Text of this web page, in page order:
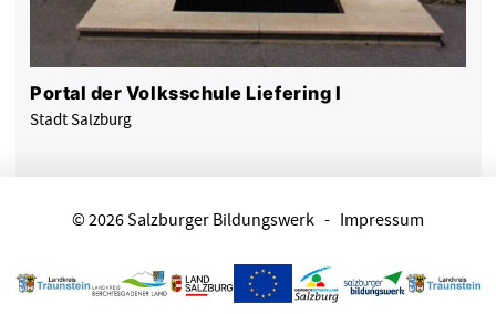
Portal der Volksschule Liefering I
Stadt Salzburg
© 2026 Salzburger Bildungswerk - Impressum